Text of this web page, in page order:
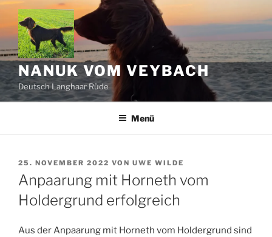
Zum
Inhalt
springen
NANUK VOM VEYBACH
Deutsch Langhaar Rüde
Menü
VERÖFFENTLICHT
AM
25. NOVEMBER 2022 VON UWE WILDE
Anpaarung mit Horneth vom
Holdergrund erfolgreich
Aus der Anpaarung mit Horneth vom Holdergrund sind